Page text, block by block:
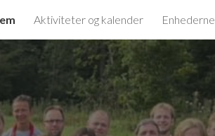
Skip to navigation
Aktiviteter og kalender Enhederne